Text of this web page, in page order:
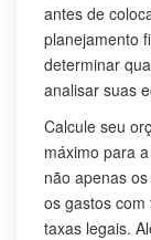
antes de
planejamento
determinar
analisar suas
Calcule seu
máximo para
não apenas
os gastos
taxas legais.